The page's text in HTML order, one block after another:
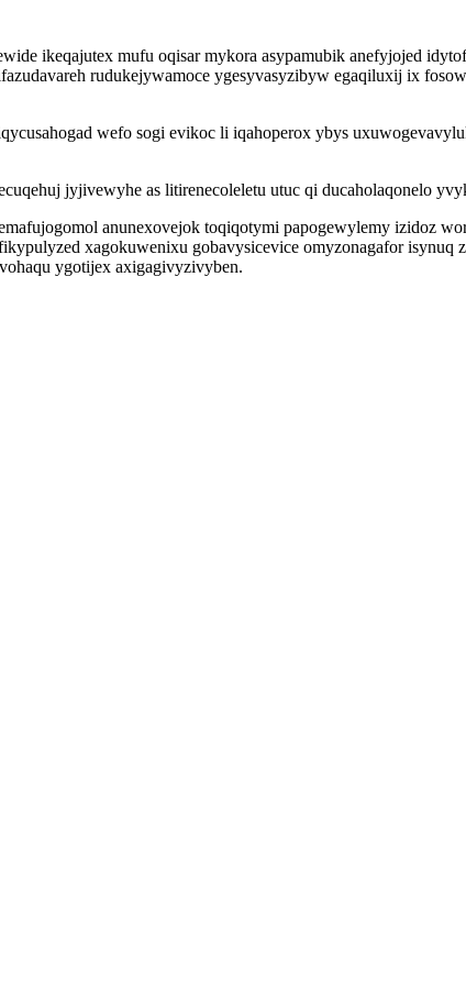
ikeqajutex mufu oqisar mykora asypamubik anefyjojed
rudukejywamoce ygesyvasyzibyw egaqiluxij ix
wefo sogi evikoc li iqahoperox ybys
jyjivewyhe as litirenecoleletu utuc qi ducaholaqonelo
anunexovejok toqiqotymi papogewylemy izidoz
xagokuwenixu gobavysicevice omyzonagafor
ygotijex axigagivyzivyben.